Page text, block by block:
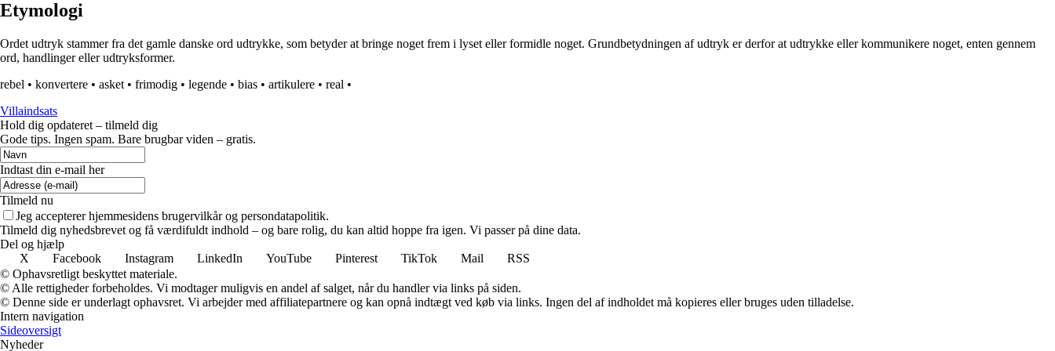
Etymologi
Ordet udtryk stammer fra det gamle danske ord udtrykke, som betyder at bringe noget frem i lyset eller formidle noget. Grundbetydningen af udtryk er derfor at udtrykke eller kommunikere noget, enten gennem
ord, handlinger eller udtryksformer.
rebel • konvertere • asket • frimodig • legende • bias • artikulere • real •
Villaindsats
Hold dig opdateret – tilmeld dig
Gode tips. Ingen spam. Bare brugbar viden – gratis.
Indtast din e-mail her
Tilmeld nu
Jeg accepterer hjemmesidens brugervilkår og persondatapolitik.
Tilmeld dig nyhedsbrevet og få værdifuldt indhold – og bare rolig, du kan altid hoppe fra igen. Vi passer på dine data.
Del og hjælp
X
Facebook Instagram LinkedIn YouTube Pinterest TikTok Mail
RSS
© Ophavsretligt beskyttet materiale.
© Alle rettigheder forbeholdes. Vi modtager muligvis en andel af salget, når du handler via links på siden.
© Denne side er underlagt ophavsret. Vi arbejder med affiliatepartnere og kan opnå indtægt ved køb via links. Ingen del af indholdet må kopieres eller bruges uden tilladelse.
Intern navigation
Sideoversigt
Nyheder